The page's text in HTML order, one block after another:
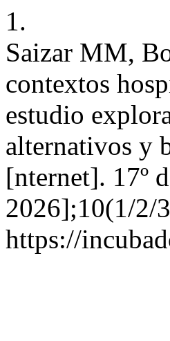
1.
Saizar MM,
contextos
estudio
alternativos y
[nternet]. 17º
2026];10(1/2/
https://